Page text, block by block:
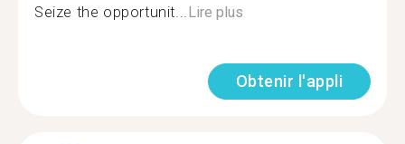
Seize the opportunit...Lire plus
Obtenir l'appli